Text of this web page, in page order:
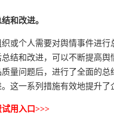
和改进。
或个人需要对舆情事件进
结和改进，可以不断提高
量问题后，进行了全面的
这一系列措施有效地提升了
用入口>>>